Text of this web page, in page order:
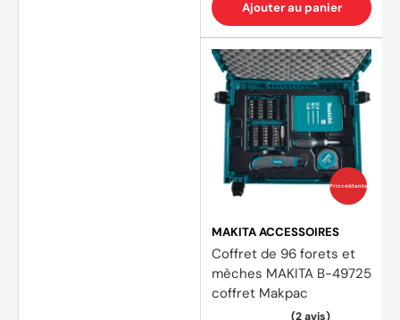
Ajouter au panier
Prix coûtants
MAKITA ACCESSOIRES
Coffret de 96 forets et
mèches MAKITA B-49725
coffret Makpac